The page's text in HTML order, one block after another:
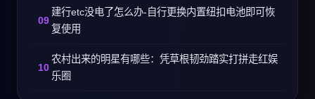
建行etc没电了怎么办-自行更换内置纽扣电池即可恢
复使用
农村出来的明星有哪些：凭草根韧劲踏实打拼走红娱
乐圈